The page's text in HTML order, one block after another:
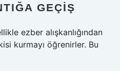
GEÇIŞ
ezber alışkanlığından
kurmayı öğrenirler. Bu